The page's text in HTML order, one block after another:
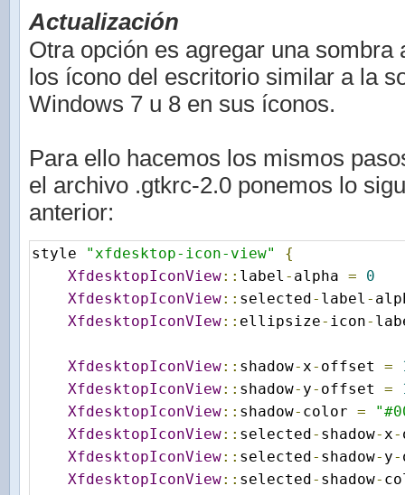
Actualización
Otra opción es agregar una sombra
los ícono del escritorio similar a la
Windows 7 u 8 en sus íconos.
Para ello hacemos los mismos
el archivo .gtkrc-2.0 ponemos lo
anterior:
style "xfdesktop-icon-view"
{
XfdesktopIconView:: label - alpha =
0
XfdesktopIconView:: selected - label -
XfdesktopIconVIew:: ellipsize- icon-
XfdesktopIconView:: shadow-x- offset =
XfdesktopIconView:: shadow- y- offset =
XfdesktopIconView:: shadow- color =
XfdesktopIconView:: selected - shadow-x-
XfdesktopIconView:: selected - shadow- y-
XfdesktopIconView:: selected - shadow-